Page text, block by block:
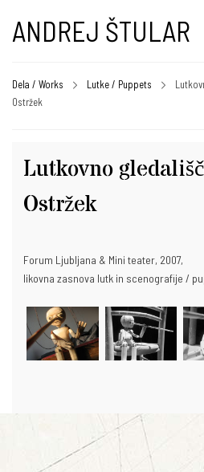
ANDREJ ŠTULAR
Dela / Works Lutke / Puppets
Ostržek
Lutkovno
Ostržek
Forum Ljubljana & Mini teater, 2007,
likovna zasnova lutk in scenografije /